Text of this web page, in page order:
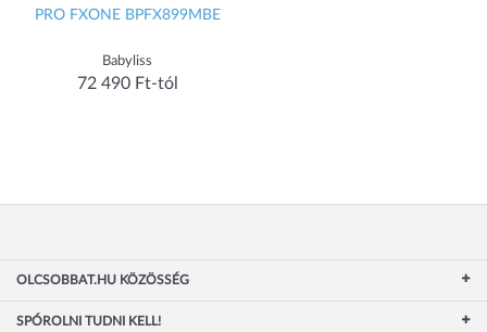
PRO FXONE BPFX899MBE
Babyliss
72 490 Ft-tól
OLCSOBBAT.HU KÖZÖSSÉG
SPÓROLNI TUDNI KELL!